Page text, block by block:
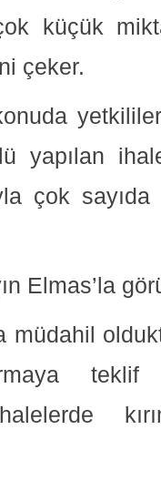
küçük
çeker.
yapılan
çok
Elmas’la
müdahil
teklif